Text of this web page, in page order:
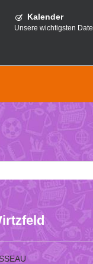
Kalender
Unsere wichtigsten